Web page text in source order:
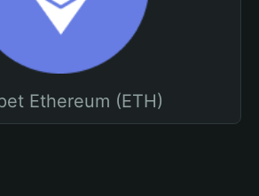
Ethereum (ETH)